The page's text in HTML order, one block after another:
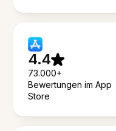
4.4
73.000+
Bewertungen im App
Store